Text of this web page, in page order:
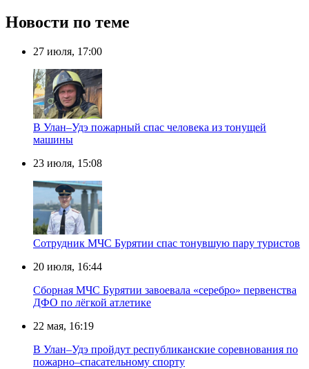
Новости по теме
27 июля, 17:00
В Улан–Удэ пожарный спас человека из тонущей
машины
23 июля, 15:08
Сотрудник МЧС Бурятии спас тонувшую пару туристов
20 июля, 16:44
Сборная МЧС Бурятии завоевала «серебро» первенства
ДФО по лёгкой атлетике
22 мая, 16:19
В Улан–Удэ пройдут республиканские соревнования по
пожарно–спасательному спорту